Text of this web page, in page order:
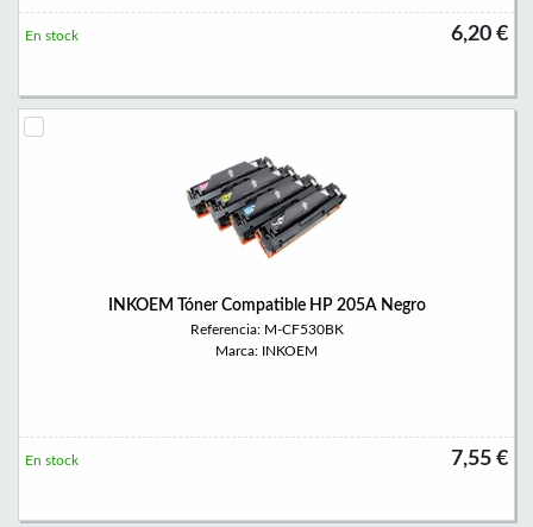
6,20 €
En stock
INKOEM Tóner Compatible HP 205A Negro
Referencia: M-CF530BK
Marca: INKOEM
7,55 €
En stock